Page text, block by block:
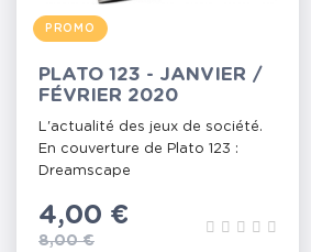
PROMO
PLATO 123 - JANVIER /
FÉVRIER 2020
L'actualité des jeux de société.
En couverture de Plato 123 :
Dreamscape
Prix
4,00 €
Prix de base
8,00 €